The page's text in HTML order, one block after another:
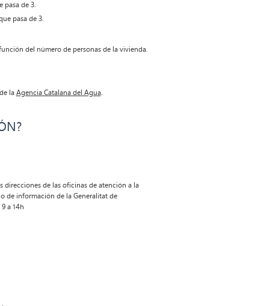
pasa de 3.
pasa de 3.
del número de personas de la vivienda.
la Agencia Catalana del Agua.
direcciones de las oficinas de atención a la
de información de la Generalitat de
a 14h